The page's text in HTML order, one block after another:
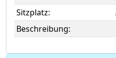
Sitzplatz:
Beschreibung: